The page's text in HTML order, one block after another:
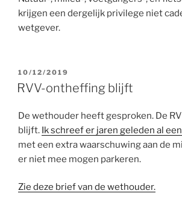
krijgen een dergelijk privilege niet
wetgever.
GEPLAATST
OP
10/12/2019
RVV-ontheffing blijft
De wethouder heeft gesproken. De
blijft. Ik schreef er jaren geleden al
met een extra waarschuwing aan de
er niet mee mogen parkeren.
Zie deze brief van de wethouder.